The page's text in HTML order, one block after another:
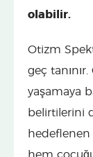
olabilir.
Otizm
geç
yaşamaya
belirtilerini
hedeflenen
hem